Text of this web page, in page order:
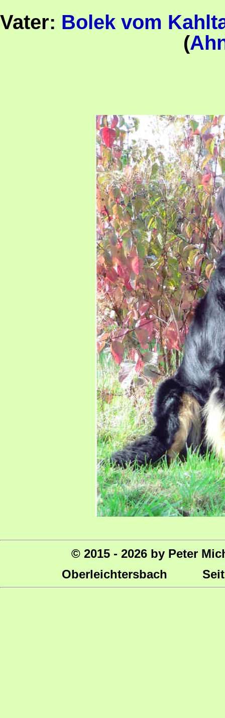
Vater: Bolek vom
(
© 2015 - 2026 by Peter
Oberleichtersbach Seite